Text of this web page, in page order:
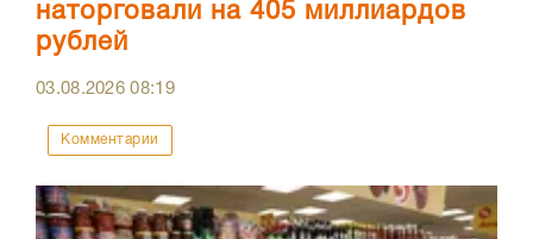
наторговали на 405 миллиардов
рублей
03.08.202608:19
Комментарии